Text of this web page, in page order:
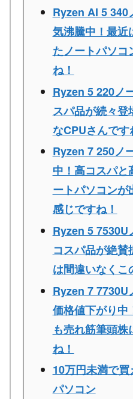
Ryzen AI 5 340
気沸騰中！最近
たノートパソコ
ね！
Ryzen 5 220ノ
スパ品が続々登
なCPUさんです
Ryzen 7 250ノ
中！高コスパと
ートパソコンが
感じですね！
Ryzen 5 7530U
コスパ品が絶
は間違いなくこ
Ryzen 7 7730U
価格値下がり中
も売れ筋筆頭
ね！
10万円未満で
パソコン